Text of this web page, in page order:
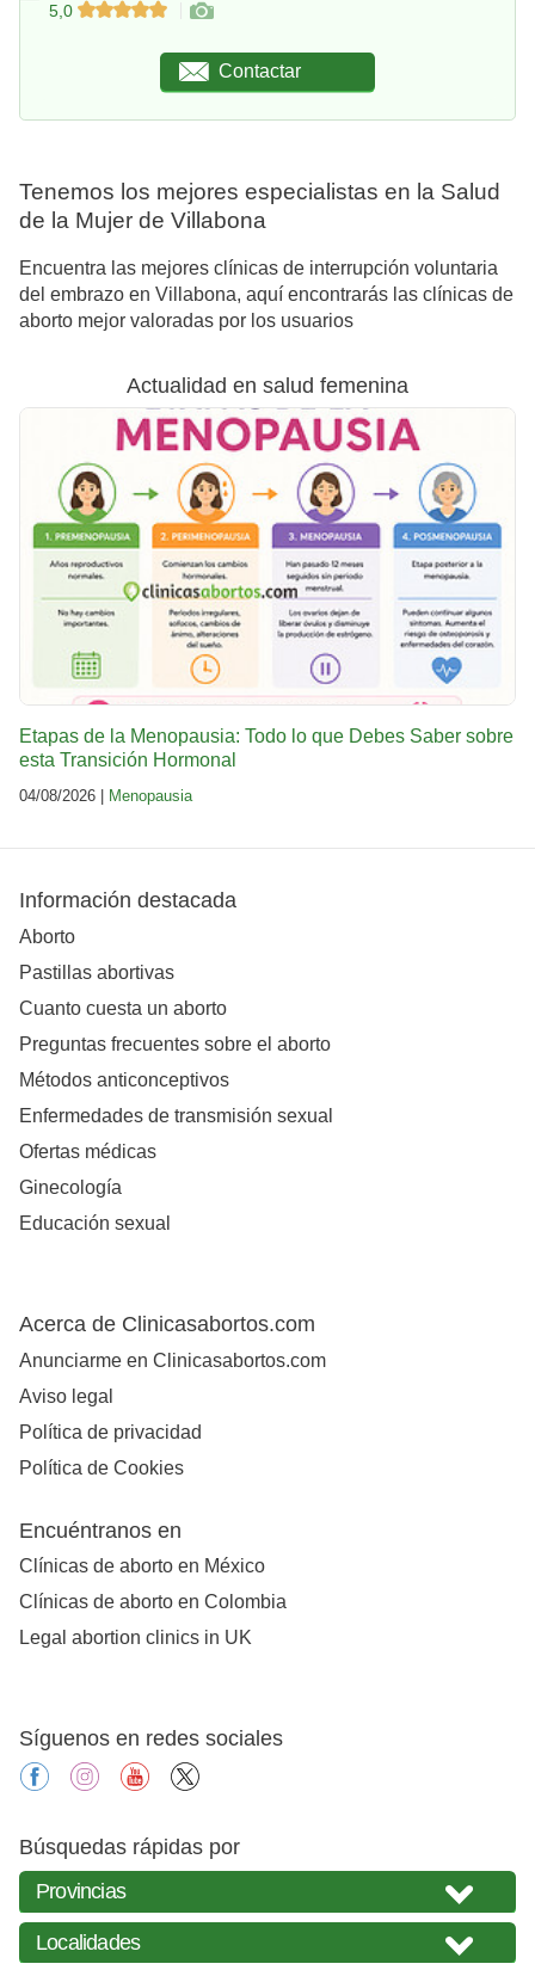
5,0
Contactar
Tenemos los mejores especialistas en la Salud
de la Mujer de Villabona
Encuentra las mejores clínicas de interrupción voluntaria
del embrazo en Villabona, aquí encontrarás las clínicas de
aborto mejor valoradas por los usuarios
Actualidad en salud femenina
Etapas de la Menopausia: Todo lo que Debes Saber sobre
esta Transición Hormonal
04/08/2026 | Menopausia
Información destacada
Aborto
Pastillas abortivas
Cuanto cuesta un aborto
Preguntas frecuentes sobre el aborto
Métodos anticonceptivos
Enfermedades de transmisión sexual
Ofertas médicas
Ginecología
Educación sexual
Acerca de Clinicasabortos.com
Anunciarme en Clinicasabortos.com
Aviso legal
Política de privacidad
Política de Cookies
Encuéntranos en
Clínicas de aborto en México
Clínicas de aborto en Colombia
Legal abortion clinics in UK
Síguenos en redes sociales
facebookinstagramyoutube
Búsquedas rápidas por